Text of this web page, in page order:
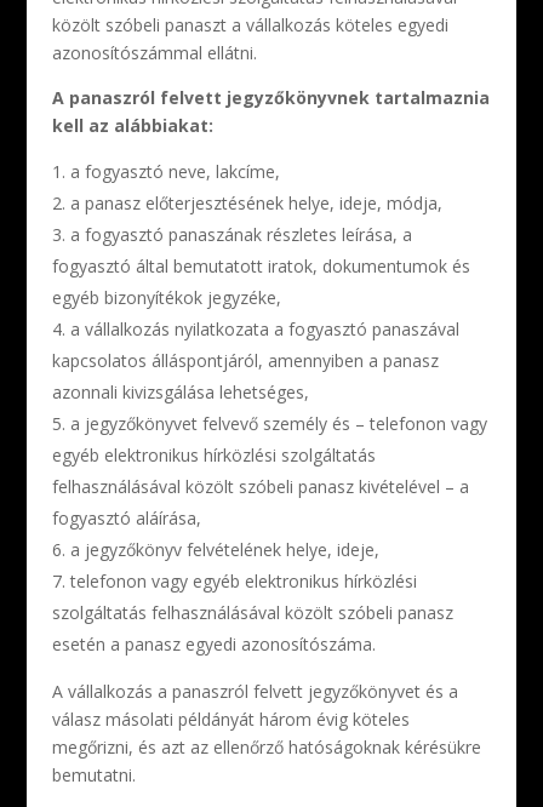
közölt szóbeli panaszt a vállalkozás köteles egyedi
azonosítószámmal ellátni.
A panaszról felvett jegyzőkönyvnek tartalmaznia
kell az alábbiakat:
a fogyasztó neve, lakcíme,
a panasz előterjesztésének helye, ideje, módja,
a fogyasztó panaszának részletes leírása, a
fogyasztó által bemutatott iratok, dokumentumok és
egyéb bizonyítékok jegyzéke,
a vállalkozás nyilatkozata a fogyasztó panaszával
kapcsolatos álláspontjáról, amennyiben a panasz
azonnali kivizsgálása lehetséges,
a jegyzőkönyvet felvevő személy és – telefonon vagy
egyéb elektronikus hírközlési szolgáltatás
felhasználásával közölt szóbeli panasz kivételével – a
fogyasztó aláírása,
a jegyzőkönyv felvételének helye, ideje,
telefonon vagy egyéb elektronikus hírközlési
szolgáltatás felhasználásával közölt szóbeli panasz
esetén a panasz egyedi azonosítószáma.
A vállalkozás a panaszról felvett jegyzőkönyvet és a
válasz másolati példányát három évig köteles
megőrizni, és azt az ellenőrző hatóságoknak kérésükre
bemutatni.